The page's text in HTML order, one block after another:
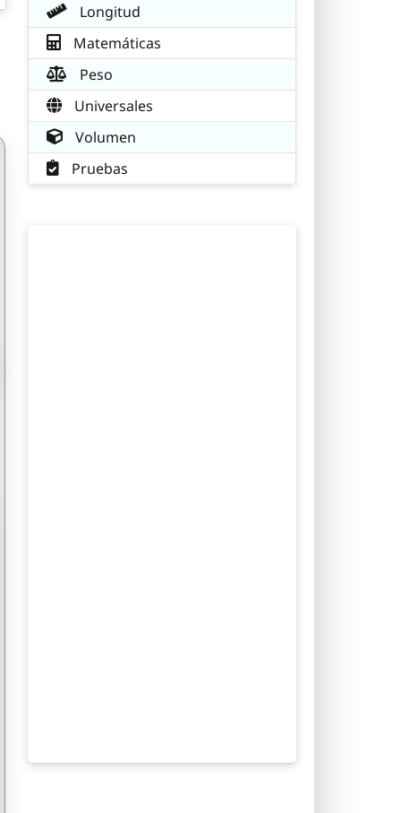
Longitud
Matemáticas
Peso
Universales
Volumen
Pruebas